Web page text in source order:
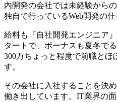
内開発の会社では未経験から
独自で行っているWeb開発の
給料も『自社開発エンジニア
タートで、ボーナスも夏冬で
300万ちょっと程度で前職と
す。
その会社に入社することを決
働き出しています。IT業界の